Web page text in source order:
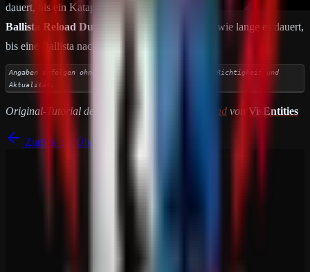
dauert, bis ein Katapult nachgeladen ist.
Ballista Reload Duration Seconds
– Legt fest, wie lange es dauert,
bis eine Ballista nachgeladen ist.
Angaben erfolgen ohne Gewähr auf Vollständigkeit, Richtigkeit und
Aktualität.
Original-Tutorial des Plugins Instant Siege Reload von VisEntities
Zurück zur Übersicht